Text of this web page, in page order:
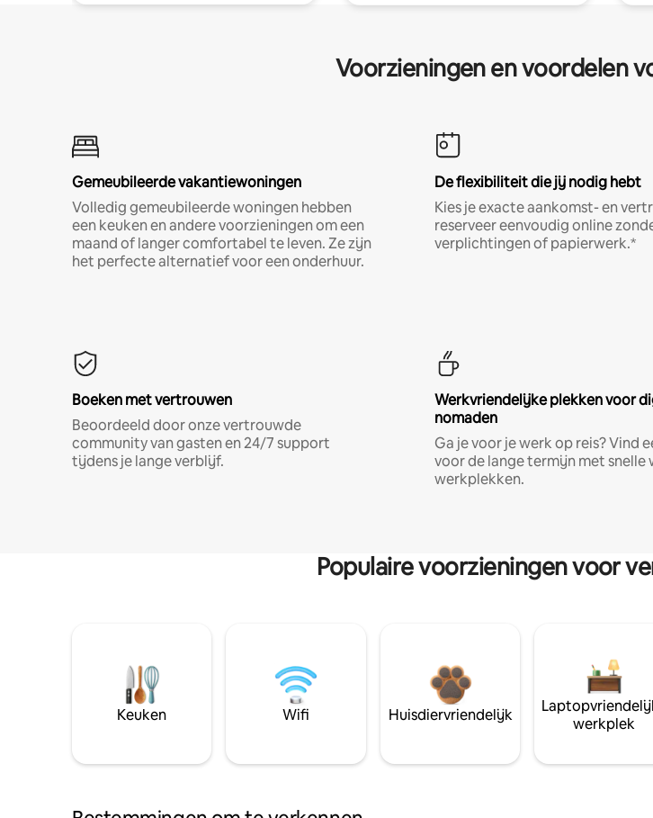
Voorzieningen en voordelen
Gemeubileerde vakantiewoningen
Volledig gemeubileerde woningen hebben
een keuken en andere voorzieningen om een
maand of langer comfortabel te leven. Ze zijn
het perfecte alternatief voor een onderhuur.
De flexibiliteit die jij nodig hebt
Kies je exacte aankomst- en
reserveer eenvoudig online
verplichtingen of papierwerk.*
Boeken met vertrouwen
Beoordeeld door onze vertrouwde
community van gasten en 24/7 support
tijdens je lange verblijf.
Werkvriendelijke plekken voor
nomaden
Ga je voor je werk op reis? Vind
voor de lange termijn met snelle
werkplekken.
Populaire voorzieningen voor
Keuken Wifi Huisdiervriendelijk
werkplek